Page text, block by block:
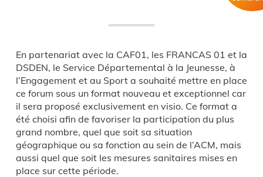
En partenariat avec la CAF01, les FRANCAS 01 et la
DSDEN, le Service Départemental à la Jeunesse, à
l’Engagement et au Sport a souhaité mettre en place
ce forum sous un format nouveau et exceptionnel car
il sera proposé exclusivement en visio. Ce format a
été choisi afin de favoriser la participation du plus
grand nombre, quel que soit sa situation
géographique ou sa fonction au sein de l’ACM, mais
aussi quel que soit les mesures sanitaires mises en
place sur cette période.